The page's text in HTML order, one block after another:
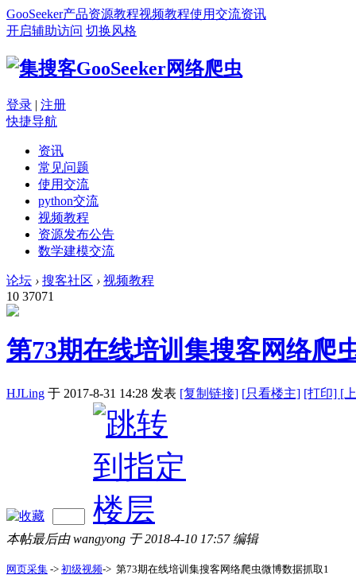
GooSeeker产品资源教程视频教程使用交流资讯
开启辅助访问 切换风格
登录 | 注册
快捷导航
资讯
常见问题
使用交流
python交流
视频教程
资源发布公告
数学建模交流
论坛 › 搜客社区 › 视频教程
10 37071
第73期在线培训集搜客网络爬
HJLing 于 2017-8-31 14:28 发表 [复制链接] [只看楼主] [打印] [
本帖最后由 wangyong 于 2018-4-10 17:57 编辑
网页采集 -> 初级视频-> 第73期在线培训集搜客网络爬虫微博数据抓取1